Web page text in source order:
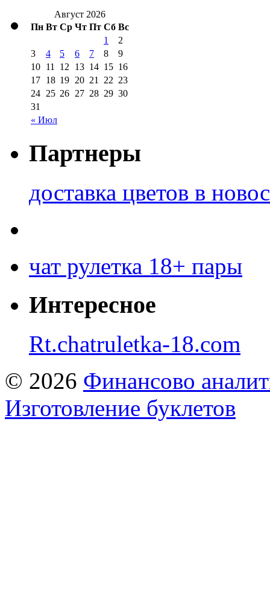
Август 2026
Пн Вт Ср Чт Пт Сб Вс
« Июл
1
2
3
4 5 6 7 8
9
10 11 12 13 14 15 16
17 18 19 20 21 22 23
24 25 26 27 28 29 30
31
Партнеры
доставка цветов в
чат рулетка 18+ пары
Интересное
Rt.chatruletka-18.com
© 2026 Финансово
Изготовление буклетов